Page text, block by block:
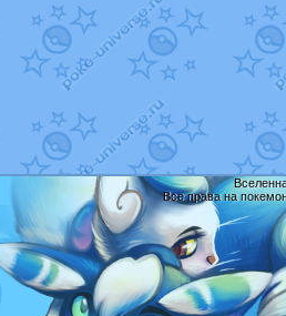
Все права на